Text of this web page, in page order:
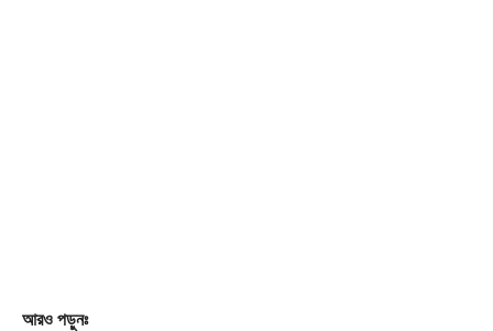
আরও পড়ুনঃ